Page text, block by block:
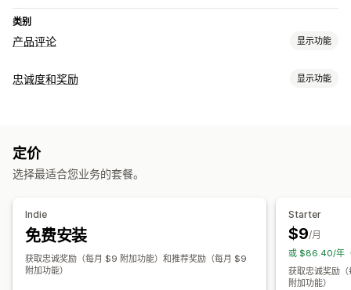
类别
产品评论 显示功能
展示选项
收集评论的方式
弹出窗口
导入和导出
评论迁移 评论分发
忠诚度和奖励 显示功能
定价
选择最适合您业务的套餐。
Indie
免费安装
获取忠诚奖励（每月 $9 附加功能）和推荐奖励（每月 $9
附加功能）
Starter
$9/月
或 $86.40/年
获取忠诚奖励
附加功能）